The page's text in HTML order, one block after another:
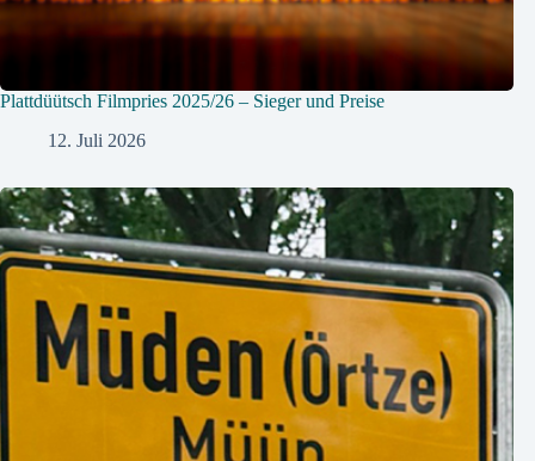
Plattdüütsch Filmpries 2025/26 – Sieger und Preise
12. Juli 2026